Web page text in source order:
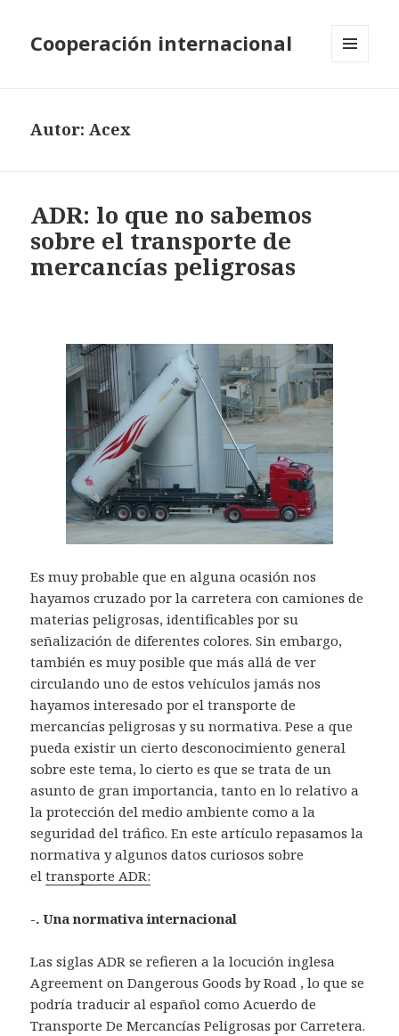
Cooperación internacional
Autor:Acex
ADR: lo que no sabemos
sobre el transporte de
mercancías peligrosas
Es muy probable que en alguna ocasión nos
hayamos cruzado por la carretera con camiones de
materias peligrosas, identificables por su
señalización de diferentes colores. Sin embargo,
también es muy posible que más allá de ver
circulando uno de estos vehículos jamás nos
hayamos interesado por el transporte de
mercancías peligrosas y su normativa. Pese a que
pueda existir un cierto desconocimiento general
sobre este tema, lo cierto es que se trata de un
asunto de gran importancia, tanto en lo relativo a
la protección del medio ambiente como a la
seguridad del tráfico. En este artículo repasamos la
normativa y algunos datos curiosos sobre
eltransporte ADR:
-. Una normativa internacional
Las siglas ADR se refieren a la locución inglesa
Agreement on Dangerous Goods by Road , lo que se
podría traducir al español como Acuerdo de
Transporte De Mercancías Peligrosas por Carretera.